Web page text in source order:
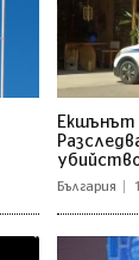
Екшънът
България